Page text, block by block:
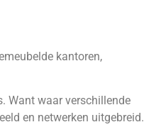
kantoren,
Want waar verschillende
en netwerken uitgebreid.